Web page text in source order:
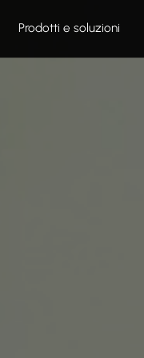
Prodotti e soluzioni